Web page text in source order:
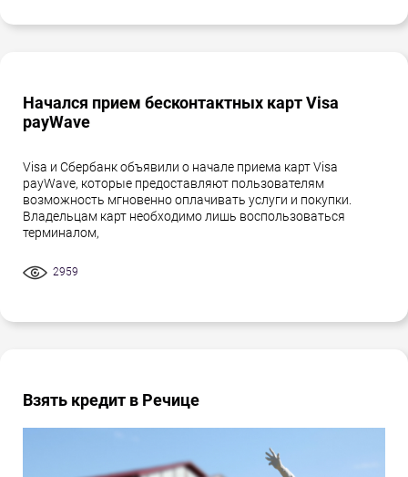
Начался прием бесконтактных карт Visa
payWave
Visa и Сбербанк объявили о начале приема карт Visa
payWave, которые предоставляют пользователям
возможность мгновенно оплачивать услуги и покупки.
Владельцам карт необходимо лишь воспользоваться
терминалом,
2959
Взять кредит в Речице